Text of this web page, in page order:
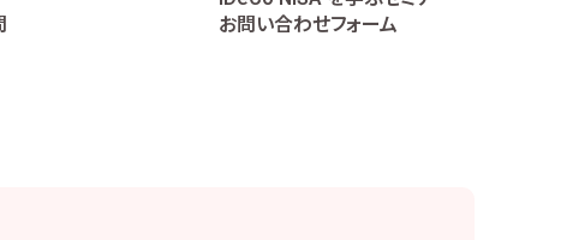
お問い合わせフォーム